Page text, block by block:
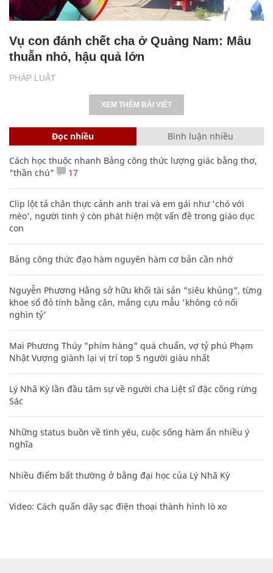
PHÁP LUẬT
Vụ con đánh chết cha ở Quảng Nam: Mâu
thuẫn nhỏ, hậu quả lớn
XEM THÊM BÀI VIẾT
Đọc nhiều Bình luận nhiều
Cách học thuộc nhanh Bảng công thức lượng giác bằng thơ,
"thần chú"
17
Clip lột tả chân thực cảnh anh trai và em gái như 'chó với
mèo', người tinh ý còn phát hiện một vấn đề trong giáo dục
con
Bảng công thức đạo hàm nguyên hàm cơ bản cần nhớ
Nguyễn Phương Hằng sở hữu khối tài sản "siêu khủng", từng
khoe sổ đỏ tính bằng cân, mắng cựu mẫu 'không có nổi
nghìn tỷ'
Mai Phương Thúy "phím hàng" quá chuẩn, vợ tỷ phú Phạm
Nhật Vượng giành lại vị trí top 5 người giàu nhất
Lý Nhã Kỳ lần đầu tâm sự về người cha Liệt sĩ đặc công rừng
Sác
Những status buồn về tình yêu, cuộc sống hàm ẩn nhiều ý
nghĩa
Nhiều điểm bất thường ở bằng đại học của Lý Nhã Kỳ
Video: Cách quấn dây sạc điện thoại thành hình lò xo